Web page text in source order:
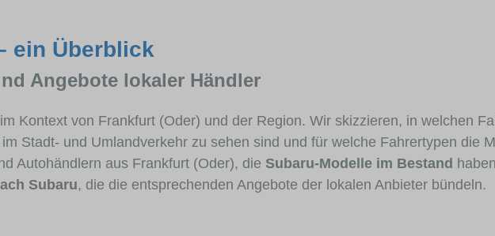
ein Überblick
Angebote lokaler Händler
Kontext von Frankfurt (Oder) und der Region. Wir skizzieren, in welchen
Stadt- und Umlandverkehr zu sehen sind und für welche Fahrertypen die
Autohändlern aus Frankfurt (Oder), die Subaru-Modelle im Bestand
Subaru, die die entsprechenden Angebote der lokalen Anbieter bündeln.